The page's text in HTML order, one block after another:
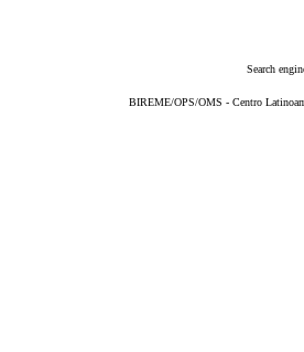
Search
BIREME/OPS/OMS - Centro